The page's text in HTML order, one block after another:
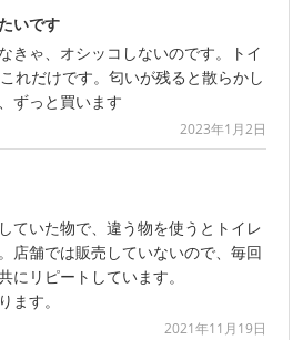
いです
きゃ、オシッコしないのです。トイ
れだけです。匂いが残ると散らかし
ずっと買います
2023年1月2日
ていた物で、違う物を使うとトイレ
店舗では販売していないので、毎回
にリピートしています。
ます。
2021年11月19日